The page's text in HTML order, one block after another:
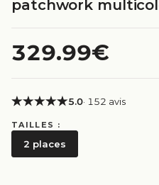
patchwork
329.99€
5.0· 152 avis
TAILLES :
2 places